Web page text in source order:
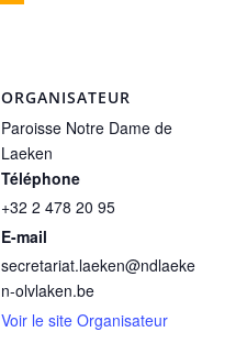
ORGANISATEUR
Paroisse Notre Dame de
Laeken
Téléphone
+32 2 478 20 95
E-mail
secretariat.laeken@ndlaeke
n-olvlaken.be
Voir le site Organisateur